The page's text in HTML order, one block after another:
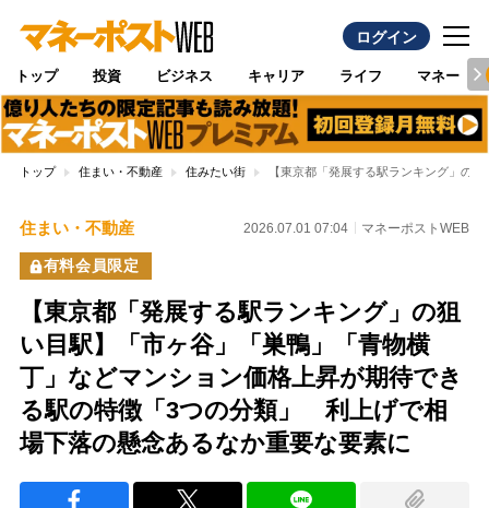
ログイン
トップ 投資 ビジネス キャリア ライフ マネー
トップ 住まい・不動産 住みたい街 【東京都「発展する駅ランキング」の
住まい・不動産 2026.07.01 07:04 マネーポストWEB
有料会員限定
【東京都「発展する駅ランキング」の狙
い目駅】「市ヶ谷」「巣鴨」「青物横
丁」などマンション価格上昇が期待でき
る駅の特徴「3つの分類」 利上げで相
場下落の懸念あるなか重要な要素に